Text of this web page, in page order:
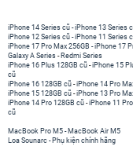
iPhone 14 Series cũ -iPhone 13 Series
iPhone 12 Series cũ -iPhone 11 Series
iPhone 17 Pro Max 256GB -iPhone 17
Galaxy A Series - Redmi Series
iPhone 16 Plus 128GB cũ -iPhone 15
cũ
iPhone 16 128GB cũ -iPhone 14 Pro
iPhone 15 128GB cũ -iPhone 13 Pro
iPhone 14 Pro 128GB cũ -iPhone 11
cũ
MacBook Pro M5 - MacBook Air M5
Loa Sounarc - Phụ kiện chính hãng